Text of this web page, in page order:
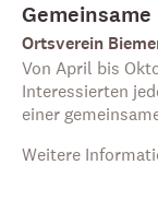
Ortsverein
Von April bis
Interessierten
einer
Weitere